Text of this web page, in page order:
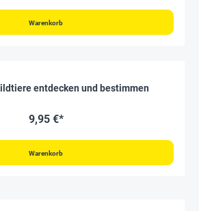
Warenkorb
entdecken und bestimmen
9,95 €*
Warenkorb